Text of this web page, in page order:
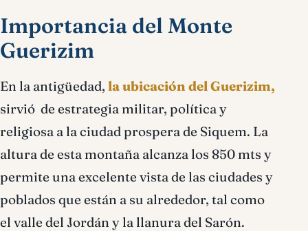
Importancia del Monte
Guerizim
En la antigüedad, la ubicación del Guerizim,
sirvió de estrategia militar, política y
religiosa a la ciudad prospera de Siquem. La
altura de esta montaña alcanza los 850 mts y
permite una excelente vista de las ciudades y
poblados que están a su alrededor, tal como
el valle del Jordán y la llanura del Sarón.